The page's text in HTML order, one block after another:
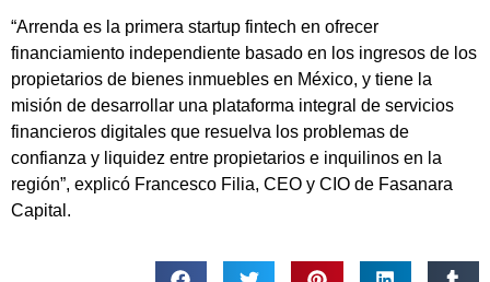
“Arrenda es la primera startup fintech en ofrecer
financiamiento independiente basado en los ingresos de los
propietarios de bienes inmuebles en México, y tiene la
misión de desarrollar una plataforma integral de servicios
financieros digitales que resuelva los problemas de
confianza y liquidez entre propietarios e inquilinos en la
región”, explicó Francesco Filia, CEO y CIO de Fasanara
Capital.